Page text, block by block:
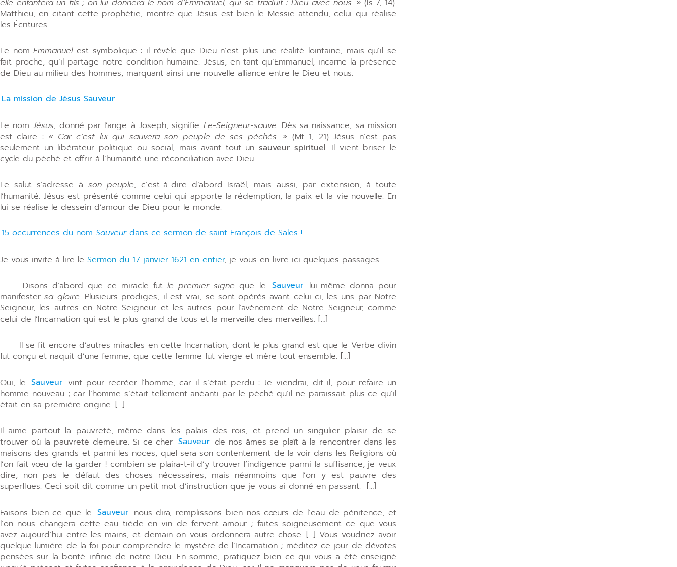
elle enfantera un fils ; on lui donnera le nom d’Emmanuel, qui se traduit : Dieu-avec-nous. » (Is 7, 14).
Matthieu, en citant cette prophétie, montre que Jésus est bien le Messie attendu, celui qui réalise
les Écritures.
Le nomEmmanuelest symbolique : il révèle que Dieu n’est plus une réalité lointaine, mais qu’il se
fait proche, qu’il partage notre condition humaine. Jésus, en tant qu’Emmanuel, incarne la présence
de Dieu au milieu des hommes, marquant ainsi une nouvelle alliance entre le Dieu et nous.
La mission de Jésus Sauveur
Le nomJésus, donné par l’ange à Joseph, signifie Le-Seigneur-sauve. Dès sa naissance, sa mission
est claire : « Car c’est lui qui sauvera son peuple de ses péchés. » (Mt 1, 21) Jésus n’est pas
seulement un libérateur politique ou social, mais avant tout un sauveur spirituel. Il vient briser le
cycle du péché et offrir à l’humanité une réconciliation avec Dieu.
Le salut s’adresse à son peuple, c’est-à-dire d’abord Israël, mais aussi, par extension, à toute
l’humanité. Jésus est présenté comme celui qui apporte la rédemption, la paix et la vie nouvelle. En
lui se réalise le dessein d’amour de Dieu pour le monde.
15 occurrences du nomSauveurdans ce sermon de saint François de Sales !
Je vous invite à lire le Sermon du 17 janvier 1621 en entier, je vous en livre ici quelques passages.
Disons d’abord que ce miracle futle premier signeque le Sauveur lui-même donna pour
manifestersa gloire. Plusieurs prodiges, il est vrai, se sont opérés avant celui-ci, les uns par Notre
Seigneur, les autres en Notre Seigneur et les autres pour l’avènement de Notre Seigneur, comme
celui de l’Incarnation qui est le plus grand de tous et la merveille des merveilles. […]
Il se fit encore d’autres miracles en cette Incarna­tion, dont le plus grand est que le Verbe divin
fut conçu et naquit d’une femme, que cette femme fut vierge et mère tout ensemble. […]
Oui, le Sauveur vint pour recréer l’homme, car il s’était perdu : Je viendrai, dit-il, pour refaire un
homme nouveau ; car l’homme s’était tellement anéanti par le péché qu’il ne paraissait plus ce qu’il
était en sa première origine. […]
Il aime partout la pauvreté, même dans les palais des rois, et prend un singulier plaisir de se
trouver où la pauvreté demeure. Si ce cher Sauveur de nos âmes se plaît à la rencontrer dans les
maisons des grands et parmi les noces, quel sera son contentement de la voir dans les Religions où
l’on fait vœu de la garder ! combien se plaira-t-il d’y trouver l’indigence parmi la suffisance, je veux
dire, non pas le défaut des choses nécessaires, mais néanmoins que l’on y est pauvre des
superflues. Ceci soit dit comme un petit mot d’instruction que je vous ai donné en passant. […]
Faisons bien ce que le Sauveur nous dira, remplissons bien nos cœurs de l’eau de pénitence, et
l’on nous changera cette eau tiède en vin de fervent amour ; faites soigneusement ce que vous
avez aujourd’hui entre les mains, et demain on vous ordonnera autre chose. […] Vous voudriez avoir
quelque lumière de la foi pour comprendre le mystère de l’Incarnation ; méditez ce jour de dévotes
pensées sur la bonté infinie de notre Dieu. En somme, pratiquez bien ce qui vous a été enseigné